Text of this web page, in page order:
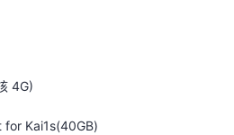
4G)
Kai1s(40GB)